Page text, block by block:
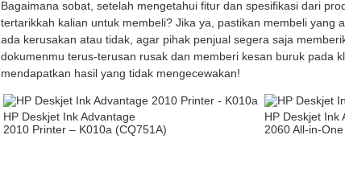
Bagaimana sobat, setelah mengetahui fitur dan spesifikasi dari
tertarikkah kalian untuk membeli? Jika ya, pastikan membeli yang
ada kerusakan atau tidak, agar pihak penjual segera saja
dokumenmu terus-terusan rusak dan memberi kesan buruk pada
mendapatkan hasil yang tidak mengecewakan!
HP Deskjet Ink Advantage
2010 Printer – K010a (CQ751A)
HP Deskjet Ink
2060 All-in-